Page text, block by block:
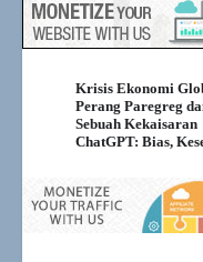
Krisis Ekonomi
Perang Paregreg
Sebuah Kekaisaran
ChatGPT: Bias,